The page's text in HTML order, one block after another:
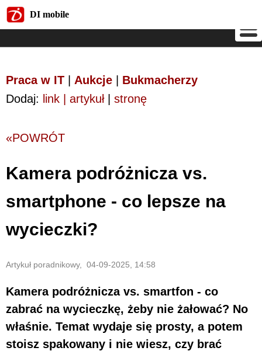
DI mobile
Praca w IT Aukcje
Bukmacherzy
Dodaj: link | artykuł| stronę
«POWRÓT
Kamera podróżnicza vs.
smartphone - co lepsze na
wycieczki?
Artykuł poradnikowy, 04-09-2025, 14:58
Kamera podróżnicza vs. smartfon - co
zabrać na wycieczkę, żeby nie żałować? No
właśnie. Temat wydaje się prosty, a potem
stoisz spakowany i nie wiesz, czy brać
DI mobile